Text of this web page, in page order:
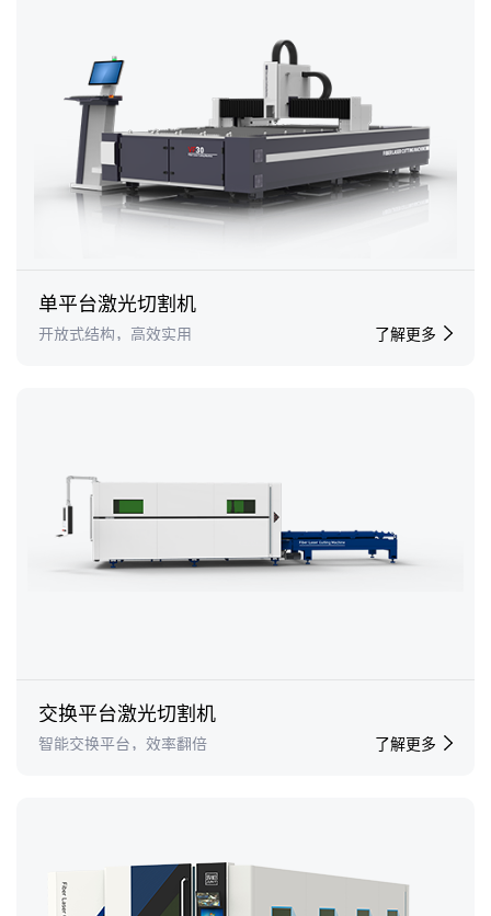
单平台激光切割机
开放式结构，高效实用 了解更多
交换平台激光切割机
智能交换平台，效率翻倍 了解更多